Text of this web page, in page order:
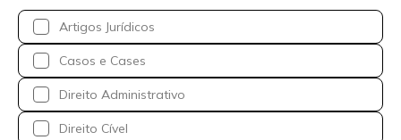
Artigos Jurídicos
Casos e Cases
Direito Administrativo
Direito Cível